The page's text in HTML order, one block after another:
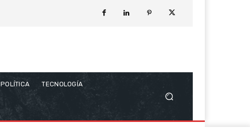
POLÍTICA TECNOLOGÍA